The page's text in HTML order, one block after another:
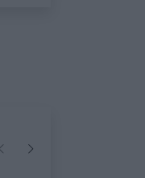
PoprzednieNastępne